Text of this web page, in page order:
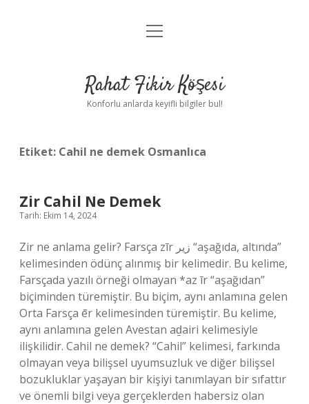
Anasayfa
Yasal Uyarı
menüyü
Rahat Fikir Köşesi
Konforlu anlarda keyifli bilgiler bul!
Etiket: Cahil ne demek Osmanlıca
Zir Cahil Ne Demek
Tarih: Ekim 14, 2024
Zir ne anlama gelir? Farsça zīr زیر “aşağıda, altında”
kelimesinden ödünç alınmış bir kelimedir. Bu kelime,
Farsçada yazılı örneği olmayan *az īr “aşağıdan”
biçiminden türemiştir. Bu biçim, aynı anlamına gelen
Orta Farsça ēr kelimesinden türemiştir. Bu kelime,
aynı anlamına gelen Avestan aḏairi kelimesiyle
ilişkilidir. Cahil ne demek? “Cahil” kelimesi, farkında
olmayan veya bilişsel uyumsuzluk ve diğer bilişsel
bozukluklar yaşayan bir kişiyi tanımlayan bir sıfattır
ve önemli bilgi veya gerçeklerden habersiz olan